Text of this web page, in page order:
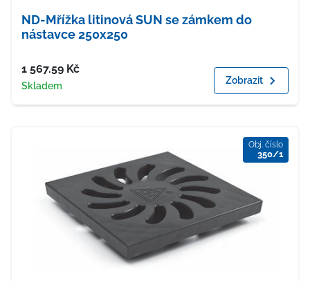
ND-Mřížka litinová SUN se zámkem do
nástavce 250x250
Cena
1 567.59 Kč
Dostupnost
Skladem Zobrazit
Obj. číslo
350/1